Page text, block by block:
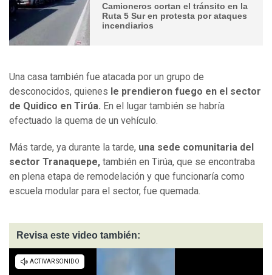
Camioneros cortan el tránsito en la
Ruta 5 Sur en protesta por ataques
incendiarios
Una casa también fue atacada por un grupo de
desconocidos, quienes le prendieron fuego en el sector
de Quidico en Tirúa. En el lugar también se habría
efectuado la quema de un vehículo.
Más tarde, ya durante la tarde, una sede comunitaria del
sector Tranaquepe, también en Tirúa, que se encontraba
en plena etapa de remodelación y que funcionaría como
escuela modular para el sector, fue quemada.
Revisa este video también: